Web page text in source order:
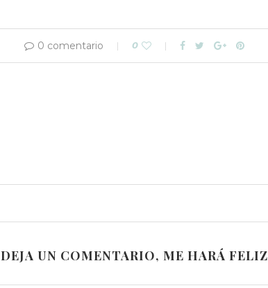
0 comentario 0
DEJA UN COMENTARIO, ME HARÁ FELIZ